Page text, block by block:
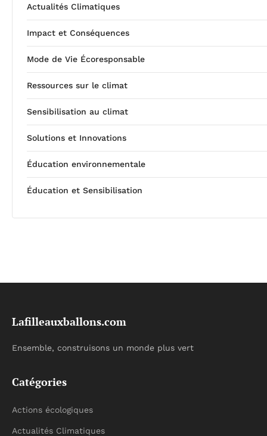
Actualités Climatiques
Impact et Conséquences
Mode de Vie Écoresponsable
Ressources sur le climat
Sensibilisation au climat
Solutions et Innovations
Éducation environnementale
Éducation et Sensibilisation
Lafilleauxballons.com
Ensemble, construisons un monde plus vert
Catégories
Actions écologiques
Actualités Climatiques